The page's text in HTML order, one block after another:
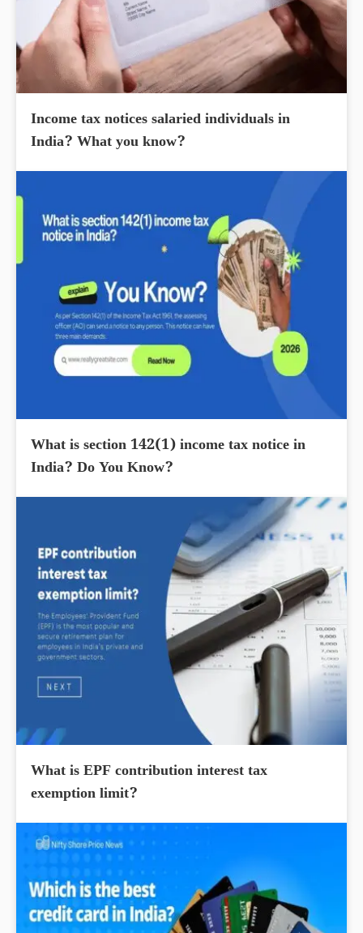
Income tax notices salaried individuals in
India? What you know?
What is section 142(1) income tax notice in
India? Do You Know?
What is EPF contribution interest tax
exemption limit?